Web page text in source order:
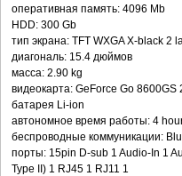
оперативная память: 4096 Mb
HDD: 300 Gb
тип экрана: TFT WXGA X-black 2
диагональ: 15.4 дюймов
масса: 2.90 kg
видеокарта: GeForce Go
батарея Li-ion
автономное время работы: 4
беспроводные коммуникации:
порты: 15pin D-sub 1 Audio-In 1
Type II) 1 RJ45 1 RJ11 1